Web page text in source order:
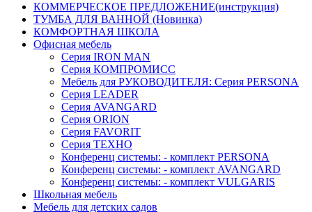
КОММЕРЧЕСКОЕ ПРЕДЛОЖЕНИЕ(инструкция)
ТУМБА ДЛЯ ВАННОЙ (Новинка)
КОМФОРТНАЯ ШКОЛА
Офисная мебель
Серия IRON MAN
Серия КОМПРОМИСС
Мебель для РУКОВОДИТЕЛЯ: Серия PERSONA
Серия LEADER
Серия AVANGARD
Серия ORION
Серия FAVORIT
Серия ТЕХНО
Конференц системы: - комплект PERSONA
Конференц системы: - комплект AVANGARD
Конференц системы: - комплект VULGARIS
Школьная мебель
Мебель для детских садов